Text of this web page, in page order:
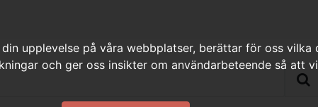
upplevelse på våra webbplatser, berättar för oss
och ger oss insikter om användarbeteende så att